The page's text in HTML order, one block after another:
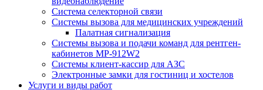
Система селекторной связи
Системы вызова для медицинских учреждений
Палатная сигнализация
Системы вызова и подачи команд для рентген-
кабинетов MP-912W2
Системы клиент-кассир для АЗС
Электронные замки для гостиниц и хостелов
Услуги и виды работ